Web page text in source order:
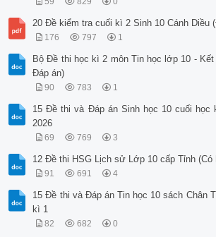
20 Đề kiểm tra cuối kì 2 Sinh 10 Cánh Diều
176 797 1
Bộ Đề thi học kì 2 môn Tin học lớp 10 -
Đáp án)
90 783 1
15 Đề thi và Đáp án Sinh học 10 cuối học
2026
69 769 3
12 Đề thi HSG Lịch sử Lớp 10 cấp Tỉnh (Có
91 691 4
15 Đề thi và Đáp án Tin học 10 sách Chân
kì 1
82 682 0